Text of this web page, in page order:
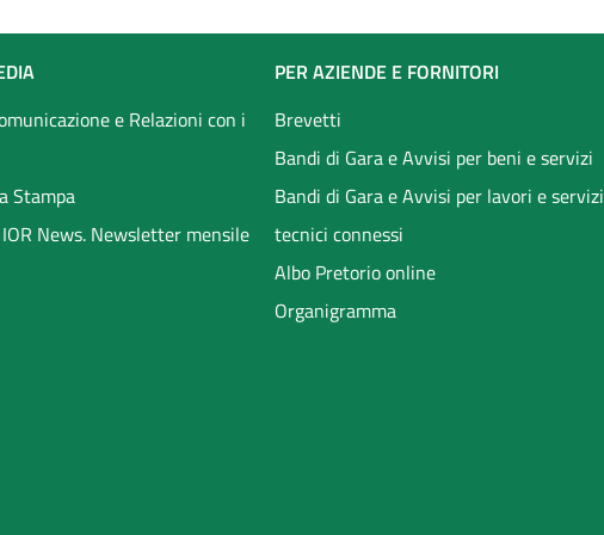
e Relazioni con i
Stampa
News. Newsletter mensile
PER AZIENDE E FORNITORI
Brevetti
Bandi di Gara e Avvisi per beni e servizi
Bandi di Gara e Avvisi per lavori e servizi
tecnici connessi
Albo Pretorio online
Organigramma